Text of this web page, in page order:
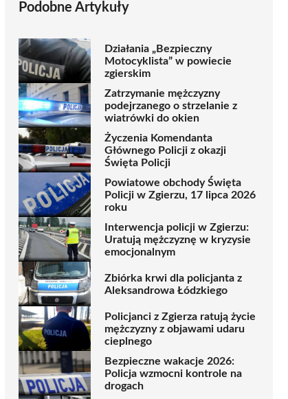
Podobne Artykuły
Działania „Bezpieczny
Motocyklista” w powiecie
zgierskim
Zatrzymanie mężczyzny
podejrzanego o strzelanie z
wiatrówki do okien
Życzenia Komendanta
Głównego Policji z okazji
Święta Policji
Powiatowe obchody Święta
Policji w Zgierzu, 17 lipca 2026
roku
Interwencja policji w Zgierzu:
Uratują mężczyznę w kryzysie
emocjonalnym
Zbiórka krwi dla policjanta z
Aleksandrowa Łódzkiego
Policjanci z Zgierza ratują życie
mężczyzny z objawami udaru
cieplnego
Bezpieczne wakacje 2026:
Policja wzmocni kontrole na
drogach